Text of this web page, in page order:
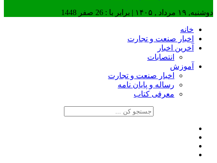
دوشنبه, ۱۹ مرداد , ۱۴۰۵ | برابر با : 26 صفر 1448
خانه
اخبار صنعت و تجارت
آخرین اخبار
انتصابات
آموزش
اخبار صنعت و تجارت
رساله و پایان نامه
معرفی کتاب